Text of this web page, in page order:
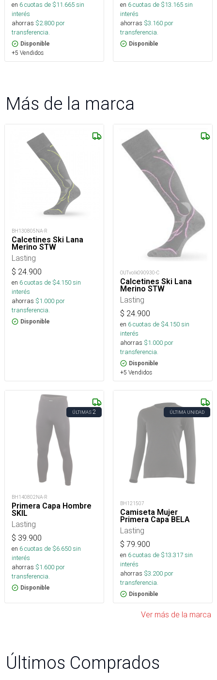
en 6cuotas de $11.665sin
interés
ahorras $2.800 por
transferencia.
Disponible
+5 Vendidos
en 6cuotas de $13.165sin
interés
ahorras $3.160 por
transferencia.
Disponible
Más de la marca
BH130805NA-R
Calcetines Ski Lana
Merino STW
Lasting
$ 24.900
en 6cuotas de $4.150sin
interés
ahorras $1.000 por
transferencia.
Disponible
OUTvolk090930-C
Calcetines Ski Lana
Merino STW
Lasting
$ 24.900
en 6cuotas de $4.150sin
interés
ahorras $1.000 por
transferencia.
Disponible
+5 Vendidos
ÚLTIMAS2
BH140802NA-R
Primera Capa Hombre
SKIL
Lasting
$ 39.900
en 6cuotas de $6.650sin
interés
ahorras $1.600 por
transferencia.
Disponible
ÚLTIMA UNIDAD
BH121507
Camiseta Mujer
Primera Capa BELA
Lasting
$ 79.900
en 6cuotas de $13.317sin
interés
ahorras $3.200 por
transferencia.
Disponible
Ver más de la marca
Últimos Comprados